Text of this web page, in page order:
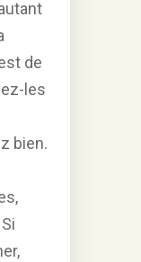
de
les
bien.